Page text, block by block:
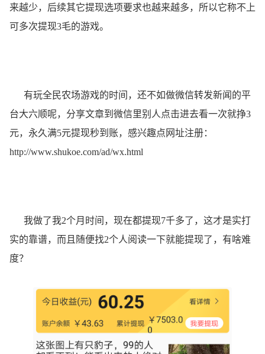
来越少，后续其它提现选项要求也越来越多，所以它称不上
可多次提现3毛的游戏。
有玩全民农场游戏的时间，还不如做微信转发新闻的平
台大六顺呢，分享文章到微信里别人点击进去看一次就挣3
元，永久满5元提现秒到账，感兴趣点网址注册：
http://www.shukoe.com/ad/wx.html
我做了我2个月时间，现在都提现7千多了，这才是实打
实的靠谱，而且随便找2个人阅读一下就能提现了，有啥难
度？